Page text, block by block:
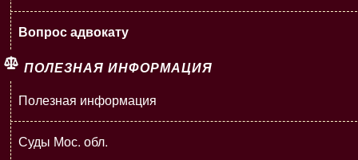
Вопрос адвокату
ПОЛЕЗНАЯ ИНФОРМАЦИЯ
Полезная информация
Суды Мос. обл.